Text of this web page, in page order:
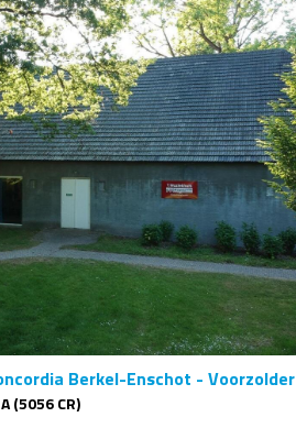
Berkel-Enschot - Voorzolder
(5056 CR)